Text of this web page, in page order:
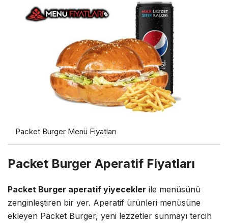
Packet Burger Menü Fiyatları
Packet Burger Aperatif Fiyatları
Packet Burger aperatif yiyecekler ile menüsünü
zenginleştiren bir yer. Aperatif ürünleri menüsüne
ekleyen Packet Burger, yeni lezzetler sunmayı tercih